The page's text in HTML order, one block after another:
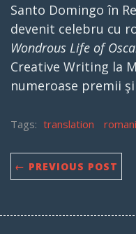
Santo Domingo în
devenit celebru cu
Wondrous Life of
Creative Writing la
numeroase premii
Tags: translation
← PREVIOUS POST